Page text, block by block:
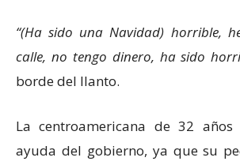
(Ha sido una Navidad) horrible,
calle, no tengo dinero, ha sido
borde del llanto.
La centroamericana de 32
ayuda del gobierno, ya que su